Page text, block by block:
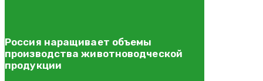
Россия наращивает объемы
производства животноводческой
продукции